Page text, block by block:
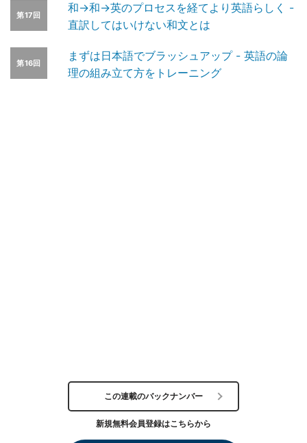
第17回
和→和→英のプロセスを経てより英語らしく -
直訳してはいけない和文とは
第16回
まずは日本語でブラッシュアップ - 英語の論
理の組み立て方をトレーニング
この連載のバックナンバー
新規無料会員登録はこちらから